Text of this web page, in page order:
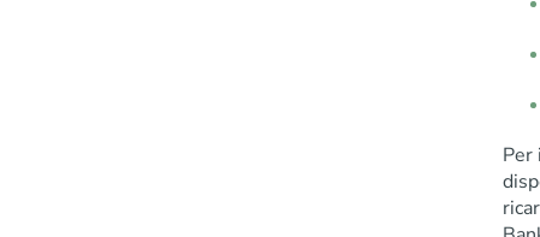
Per